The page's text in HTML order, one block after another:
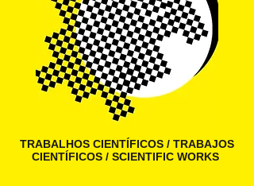
TRABALHOS CIENTÍFICOS / TRABAJOS
CIENTÍFICOS / SCIENTIFIC WORKS